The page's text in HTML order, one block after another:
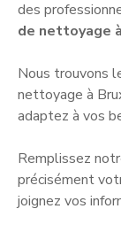
des
de nettoyage
Nous trouvons
nettoyage à
adaptez à vos
Remplissez
précisément
joignez vos